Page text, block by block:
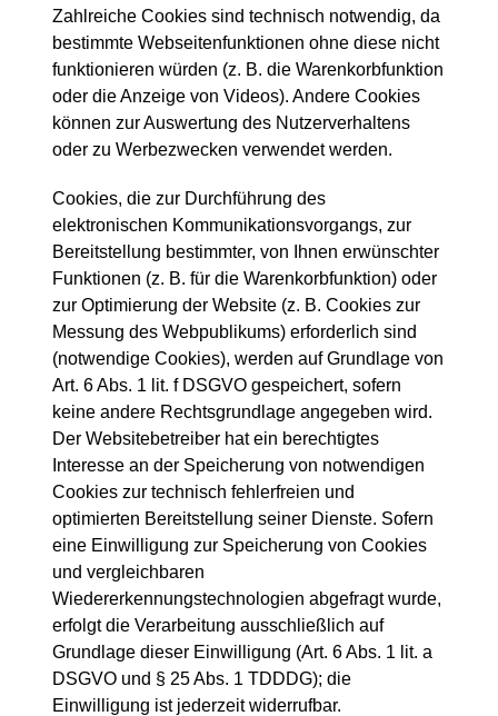
Zahlreiche Cookies sind technisch notwendig, da
bestimmte Webseitenfunktionen ohne diese nicht
funktionieren würden (z. B. die Warenkorbfunktion
oder die Anzeige von Videos). Andere Cookies
können zur Auswertung des Nutzerverhaltens
oder zu Werbezwecken verwendet werden.
Cookies, die zur Durchführung des
elektronischen Kommunikationsvorgangs, zur
Bereitstellung bestimmter, von Ihnen erwünschter
Funktionen (z. B. für die Warenkorbfunktion) oder
zur Optimierung der Website (z. B. Cookies zur
Messung des Webpublikums) erforderlich sind
(notwendige Cookies), werden auf Grundlage von
Art. 6 Abs. 1 lit. f DSGVO gespeichert, sofern
keine andere Rechtsgrundlage angegeben wird.
Der Websitebetreiber hat ein berechtigtes
Interesse an der Speicherung von notwendigen
Cookies zur technisch fehlerfreien und
optimierten Bereitstellung seiner Dienste. Sofern
eine Einwilligung zur Speicherung von Cookies
und vergleichbaren
Wiedererkennungstechnologien abgefragt wurde,
erfolgt die Verarbeitung ausschließlich auf
Grundlage dieser Einwilligung (Art. 6 Abs. 1 lit. a
DSGVO und § 25 Abs. 1 TDDDG); die
Einwilligung ist jederzeit widerrufbar.